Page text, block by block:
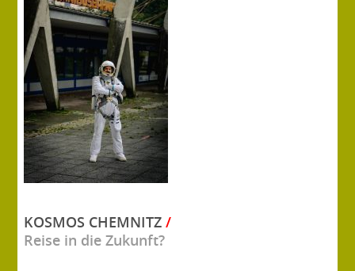
KOSMOS CHEMNITZ/
Reise in die Zukunft?